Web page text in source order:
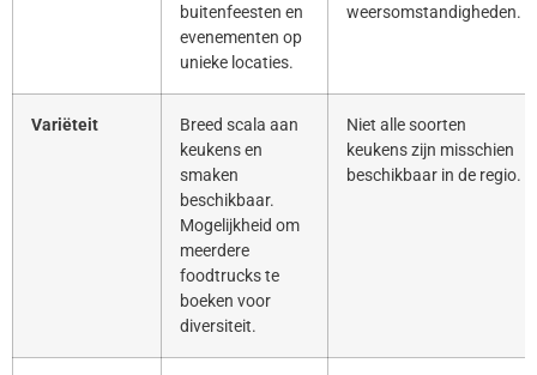
buitenfeesten en
evenementen op
unieke locaties.
weersomstandigheden.
Variëteit
Breed scala aan
keukens en
smaken
beschikbaar.
Mogelijkheid om
meerdere
foodtrucks te
boeken voor
diversiteit.
Niet alle soorten
keukens zijn misschien
beschikbaar in de regio.